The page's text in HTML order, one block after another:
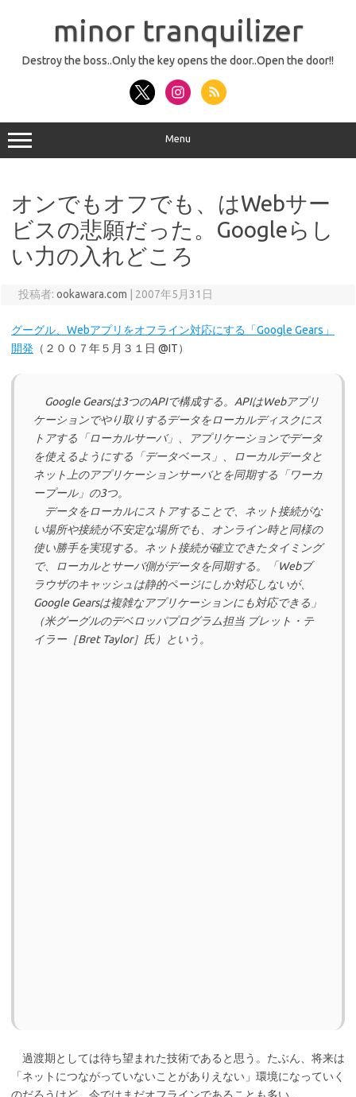
minor tranquilizer
Destroy the boss..Only the key opens the door..Open the door!!
Menu
オンでもオフでも、はWebサー
ビスの悲願だった。Googleらし
い力の入れどころ
投稿者: ookawara.com 2007年5月31日
グーグル、Webアプリをオフライン対応にする「Google Gears」
開発 （２００７年５月３１日 @IT）
Google Gearsは3つのAPIで構成する。APIはWebアプリ
ケーションでやり取りするデータをローカルディスクにス
トアする「ローカルサーバ」、アプリケーションでデータ
を使えるようにする「データベース」、ローカルデータと
ネット上のアプリケーションサーバとを同期する「ワーカ
ープール」の3つ。
データをローカルにストアすることで、ネット接続がな
い場所や接続が不安定な場所でも、オンライン時と同様の
使い勝手を実現する。ネット接続が確立できたタイミング
で、ローカルとサーバ側がデータを同期する。「Webブ
ラウザのキャッシュは静的ページにしか対応しないが、
Google Gearsは複雑なアプリケーションにも対応できる」
（米グーグルのデベロッパプログラム担当 ブレット・テ
イラー［Bret Taylor］氏）という。
過渡期としては待ち望まれた技術であると思う。たぶん、将来は
「ネットにつながっていないことがありえない」環境になっていく